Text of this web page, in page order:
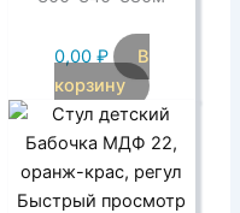
0,00 ₽
В
корзину
Быстрый просмотр